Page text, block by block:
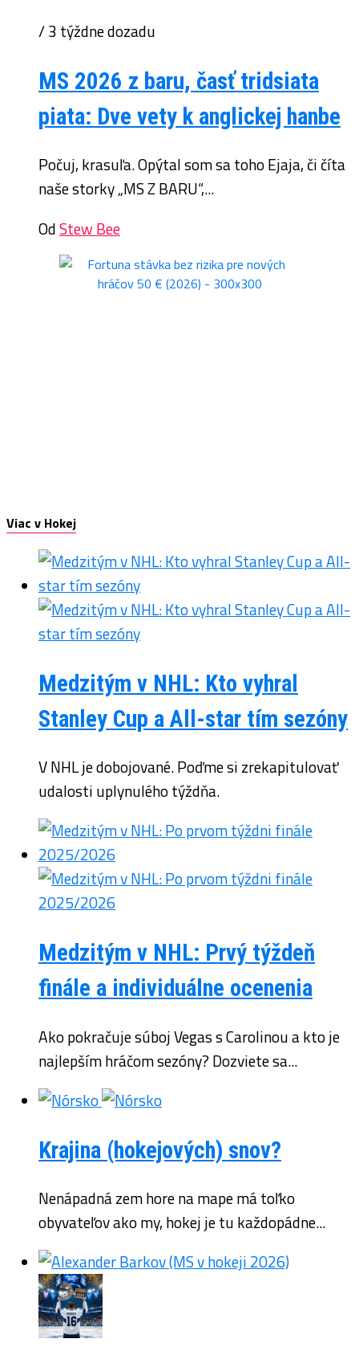
/ 3 týždne dozadu
MS 2026 z baru, časť tridsiata
piata: Dve vety k anglickej hanbe
Počuj, krasuľa. Opýtal som sa toho Ejaja, či číta
naše storky „MS Z BARU“,...
OdStew Bee
Viac v Hokej
Medzitým v NHL: Kto vyhral
Stanley Cup a All-star tím sezóny
V NHL je dobojované. Poďme si zrekapitulovať
udalosti uplynulého týždňa.
Medzitým v NHL: Prvý týždeň
finále a individuálne ocenenia
Ako pokračuje súboj Vegas s Carolinou a kto je
najlepším hráčom sezóny? Dozviete sa...
Krajina (hokejových) snov?
Nenápadná zem hore na mape má toľko
obyvateľov ako my, hokej je tu každopádne...